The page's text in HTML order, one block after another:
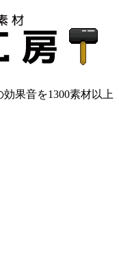
効果音を1300素材以上